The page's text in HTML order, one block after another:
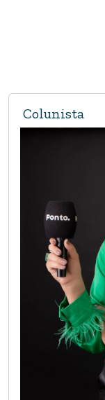
Colunista